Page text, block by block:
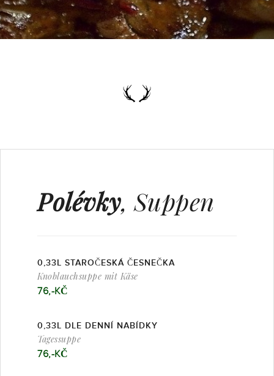
Polévky, Suppen
0,33L STAROČESKÁ ČESNEČKA
Knoblauchsuppe mit Käse
76,-KČ
0,33L DLE DENNÍ NABÍDKY
Tagessuppe
76,-KČ